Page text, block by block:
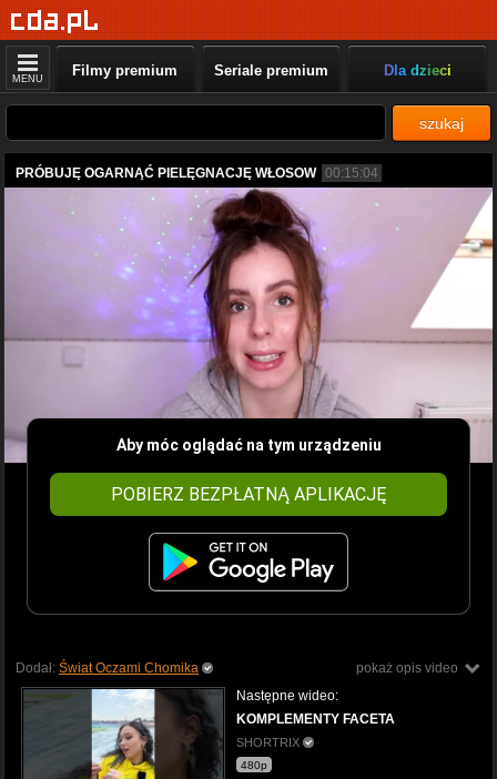
MENU Filmy premium Seriale premium Dla dzieci
szukaj
PRÓBUJĘ OGARNĄĆ PIELĘGNACJĘ WŁOSOW 00:15:04
Aby móc oglądać na tym urządzeniu
POBIERZ BEZPŁATNĄ APLIKACJĘ
pokaż opis video
Dodał: Świat Oczami Chomika
Następne wideo:
KOMPLEMENTY FACETA
SHORTRIX
480p